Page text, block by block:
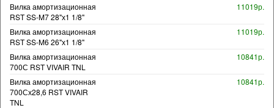
Вилка амортизационная
RST SS-M7 28"х1 1/8"
11019р.
Вилка амортизационная
RST SS-M6 26"х1 1/8"
11019р.
Вилка амортизационная
700С RST VIVAIR TNL
10841р.
Вилка амортизационная
700Сх28,6 RST VIVAIR
TNL
10841р.